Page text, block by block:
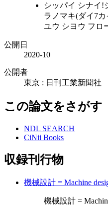
シッパイ シナイ!
ラノマキ(ダイ7
ユウ シヨウ フロ
公開日
2020-10
公開者
東京 : 日刊工業新聞社
この論文をさがす
NDL SEARCH
CiNii Books
収録刊行物
機械設計 = Machine
機械設計 =